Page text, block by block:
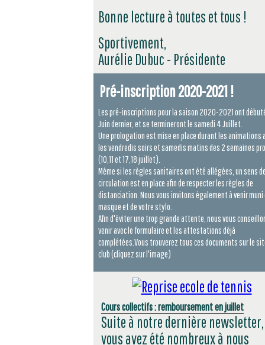
Bonne lecture à toutes et tous !
Sportivement,
Aurélie Dubuc - Présidente
Pré-inscription 2020-2021 !
Les pré-inscriptions pour la saison 2020-2021 ont
Juin dernier, et se termineront le samedi 4 Juillet.
Une prologation est mise en place durant les animations
les vendredis soirs et samedis matins des 2 semaines
(10,11 et 17,18 juillet).
Même si les règles sanitaires ont été allégées, un sens
circulation est en place afin de respecter les règles de
distanciation. Nous vous invitons également à venir muni
masque et de votre stylo.
Afin d'éviter une trop grande attente, nous vous
venir avec le formulaire et les attestations déjà
complétées.Vous trouverez tous ces documents sur le
club (cliquez sur l'image)
Cours collectifs : remboursement en juillet
Suite à notre dernière newsletter,
vous avez été nombreux à nous